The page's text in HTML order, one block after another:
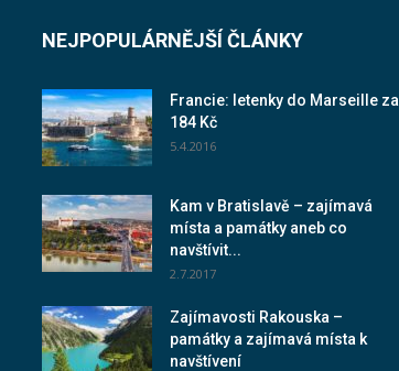
NEJPOPULÁRNĚJŠÍ ČLÁNKY
Francie: letenky do Marseille za
184 Kč
5.4.2016
Kam v Bratislavě – zajímavá
místa a památky aneb co
navštívit...
2.7.2017
Zajímavosti Rakouska –
památky a zajímavá místa k
navštívení